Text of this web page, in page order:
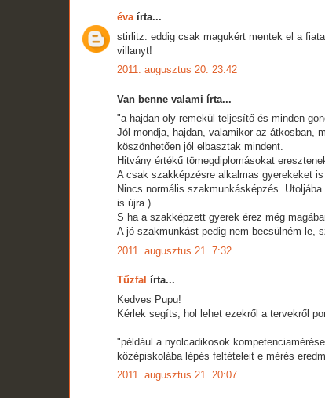
évaírta...
stirlitz: eddig csak magukért mentek el a
villanyt!
2011. augusztus 20. 23:42
Van benne valami írta...
"a hajdan oly remekül teljesítő és minden
Jól mondja, hajdan, valamikor az átkosban,
köszönhetően jól elbasztak mindent.
Hitvány értékű tömegdiplomásokat
A csak szakképzésre alkalmas gyerekeket
Nincs normális szakmunkásképzés.
is újra.)
S ha a szakképzett gyerek érez még
A jó szakmunkást pedig nem becsülném le,
2011. augusztus 21. 7:32
Tűzfal írta...
Kedves Pupu!
Kérlek segíts, hol lehet ezekről a tervekről
"például a nyolcadikosok
középiskolába lépés feltételeit e mérés
2011. augusztus 21. 20:07